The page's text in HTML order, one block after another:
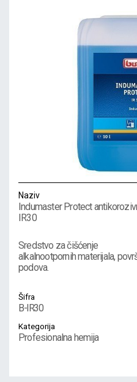
Naziv
Indumaster Protect
IR30
Sredstvo za čišćenje
alkalnootpornih materijala,
podova.
Šifra
B-IR30
Kategorija
Profesionalna hemija